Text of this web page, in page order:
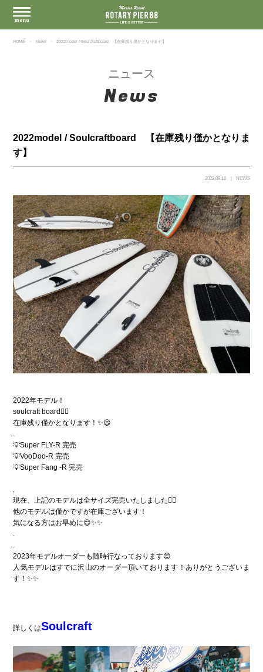
HOME News 2022model / Soulcraftboard 【在庫残り僅かとなります】
ニュース
News
2022model / Soulcraftboard 【在庫残り僅かとなりま
す】
2022.09.16 NEWS
2022年モデル！
soulcraft board🏄‍♀️
在庫残り僅かとなります！✨😫
.
💡Super FLY-R 完売
💡VooDoo-R 完売
💡Super Fang -R 完売
.
現在、上記のモデルは全サイズ完売いたしました🙇‍♀️
他のモデルは僅かですが在庫ございます！
気になる方はお早めに😊✨✨
.
.
2023年モデルオーダーも随時行なっております😊
人気モデルはすでに沢山のオーダー頂いております！ありがとうございま
す！✨✨
詳しくはSoulcraft